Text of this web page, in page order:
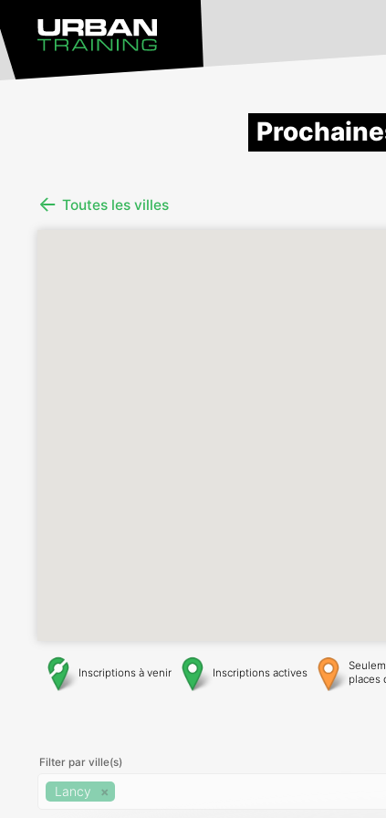
Toutes les villes
Inscriptions à venir Inscriptions actives
places
Filter par ville(s)
Lancy